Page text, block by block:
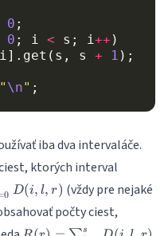
0 ;
0 ; i < s ; i++ )
i]. get ( s , s + 1 );
" \n" ;
iba dva intervaláče.
ktorých interval
0 D(i, l, r) (vždy pre nejaké
počty ciest,
R(r)=\sum_{l=0}^s
s